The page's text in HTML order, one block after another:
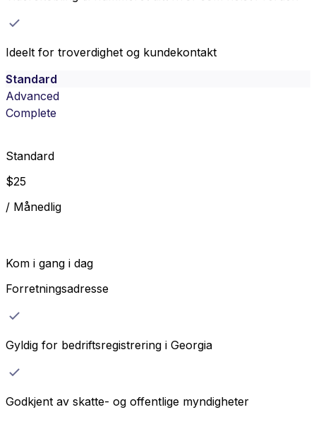
Ideelt for troverdighet og kundekontakt
Standard
Advanced
Complete
Standard
$25
/ Månedlig
Kom i gang i dag
Forretningsadresse
Gyldig for bedriftsregistrering i Georgia
Godkjent av skatte- og offentlige myndigheter